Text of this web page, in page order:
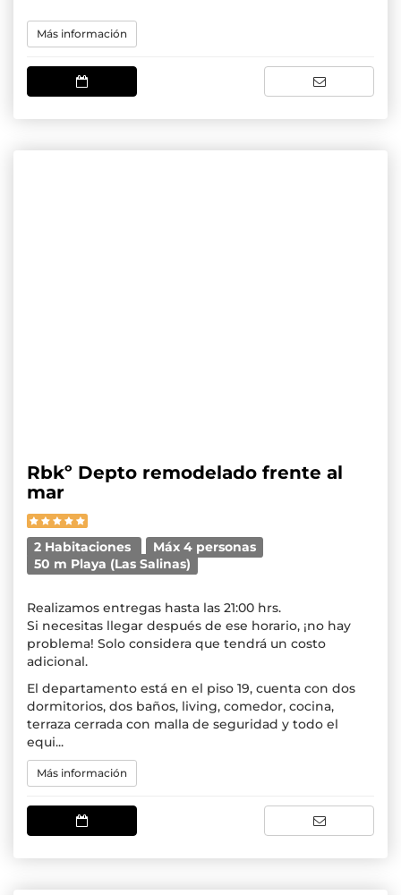
Más información
Rbkº Depto remodelado frente al
mar
2 Habitaciones
Máx 4 personas
50 m Playa (Las Salinas)
Realizamos entregas hasta las 21:00 hrs.
Si necesitas llegar después de ese horario, ¡no hay
problema! Solo considera que tendrá un costo
adicional.
El departamento está en el piso 19, cuenta con dos
dormitorios, dos baños, living, comedor, cocina,
terraza cerrada con malla de seguridad y todo el
equi...
Más información